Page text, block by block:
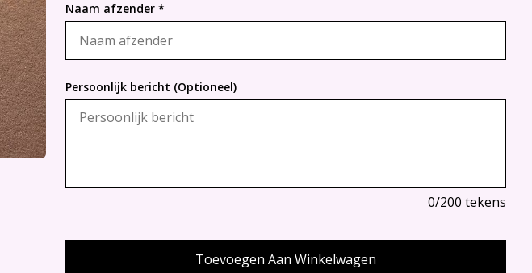
Naam afzender *
Persoonlijk bericht (Optioneel)
0/200 tekens